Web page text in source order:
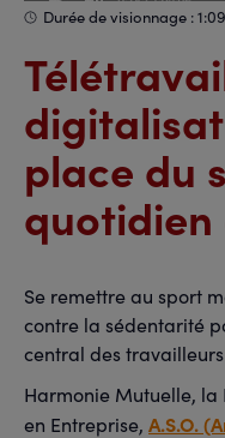
place du
Se remettre au sport
contre la sédentarité
central des
Harmonie Mutuelle, la
en Entreprise, A.S.O.
Durée de visionnage :